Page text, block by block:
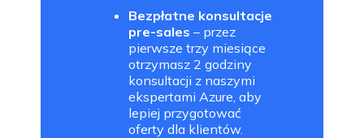
Bezpłatne konsultacje
pre-sales – przez
pierwsze trzy miesiące
otrzymasz 2 godziny
konsultacji z naszymi
ekspertami Azure, aby
lepiej przygotować
oferty dla klientów.